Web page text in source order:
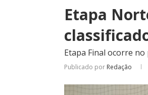
Etapa
Etapa Final ocorre
Publicado por Redação